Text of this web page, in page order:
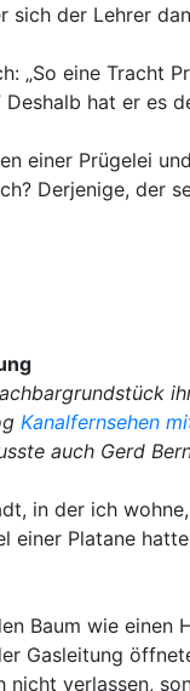
der Lehrer
„So eine Tracht
hat er es
einer Prügelei
Derjenige, der
Kanalfernsehen
auch Gerd
in der ich
einer Platane
Baum wie
Gasleitung
verlassen,